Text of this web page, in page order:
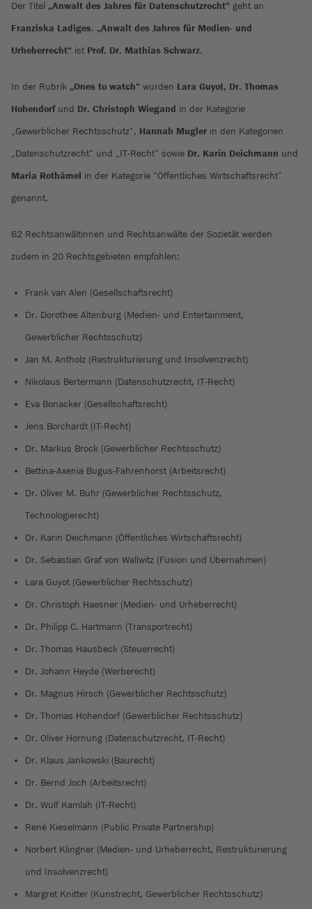
Der Titel „Anwalt des Jahres für Datenschutzrecht“ geht an
Franziska Ladiges. „Anwalt des Jahres für Medien- und
Urheberrecht“ ist Prof. Dr. Mathias Schwarz.
In der Rubrik „Ones to watch“ wurden Lara Guyot, Dr. Thomas
Hohendorf und Dr. Christoph Wiegand in der Kategorie
„Gewerblicher Rechtsschutz“, Hannah Mugler in den Kategorien
„Datenschutzrecht“ und „IT-Recht“ sowie Dr. Karin Deichmann und
Maria Rothämel in der Kategorie “Öffentliches Wirtschaftsrecht”
genannt.
62 Rechtsanwältinnen und Rechtsanwälte der Sozietät werden
zudem in 20 Rechtsgebieten empfohlen:
Frank van Alen (Gesellschaftsrecht)
Dr. Dorothee Altenburg (Medien- und Entertainment,
Gewerblicher Rechtsschutz)
Jan M. Antholz (Restrukturierung und Insolvenzrecht)
Nikolaus Bertermann (Datenschutzrecht, IT-Recht)
Eva Bonacker (Gesellschaftsrecht)
Jens Borchardt (IT-Recht)
Dr. Markus Brock (Gewerblicher Rechtsschutz)
Bettina-Axenia Bugus-Fahrenhorst (Arbeitsrecht)
Dr. Oliver M. Bühr (Gewerblicher Rechtsschutz,
Technologierecht)
Dr. Karin Deichmann (Öffentliches Wirtschaftsrecht)
Dr. Sebastian Graf von Wallwitz (Fusion und Übernahmen)
Lara Guyot (Gewerblicher Rechtsschutz)
Dr. Christoph Haesner (Medien- und Urheberrecht)
Dr. Philipp C. Hartmann (Transportrecht)
Dr. Thomas Hausbeck (Steuerrecht)
Dr. Johann Heyde (Werberecht)
Dr. Magnus Hirsch (Gewerblicher Rechtsschutz)
Dr. Thomas Hohendorf (Gewerblicher Rechtsschutz)
Dr. Oliver Hornung (Datenschutzrecht, IT-Recht)
Dr. Klaus Jankowski (Baurecht)
Dr. Bernd Joch (Arbeitsrecht)
Dr. Wulf Kamlah (IT-Recht)
René Kieselmann (Public Private Partnership)
Norbert Klingner (Medien- und Urheberrecht, Restrukturierung
und Insolvenzrecht)
Margret Knitter (Kunstrecht, Gewerblicher Rechtsschutz)